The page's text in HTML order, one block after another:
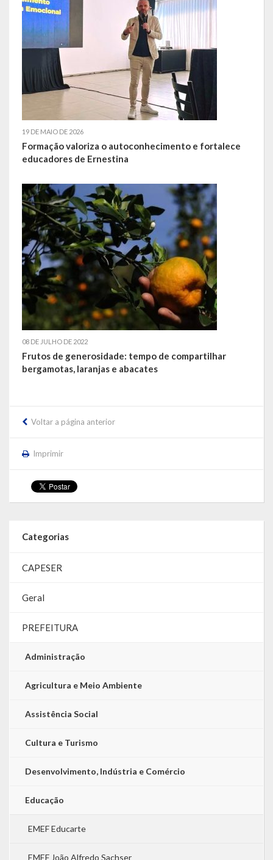
Escola Municipal de Educação Infantil Dr. Orlando Rojas
Escola Municipal De Ensino Fundamental Educarte
Escola Municipal De Ensino Fundamental João Alfredo Sachser
Escola Municipal De Ensino Fundamental Osvaldo Cruz
Fazenda
Saúde
Serviços Oferecidos pela Secretaria de Saúde
Serviços Urbanos
Legislação
ATOS NORMATIVOS
LEIS ORDINÁRIAS
LEIS COMPLEMENTARES
Publicações
Editais
RREO – Relatório Resumido da Execução Orçamentária
LOA – Lei Orçamentária Anual
RC – Relatório Circunstanciado
PPA – Plano Plurianual
LDO – Lei de Diretrizes Orçamentárias
Acesso à Informação
Transparência
19 DE MAIO DE 2026
Formação valoriza o autoconhecimento e fortalece
educadores de Ernestina
08 DE JULHO DE 2022
Frutos de generosidade: tempo de compartilhar
bergamotas, laranjas e abacates
Voltar a página anterior
Imprimir
Categorias
CAPESER
Geral
PREFEITURA
Administração
Agricultura e Meio Ambiente
Assistência Social
Cultura e Turismo
Desenvolvimento, Indústria e Comércio
Educação
EMEF Educarte
EMEF João Alfredo Sachser